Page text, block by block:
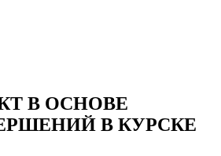
В ОСНОВЕ
В КУРСКЕ